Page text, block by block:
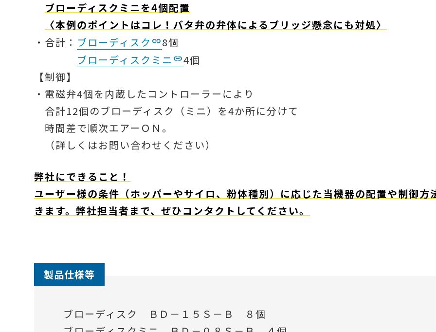
ブローディスクミニを4個配置
〈本例のポイントはコレ！バタ弁の弁体によるブリッジ懸念にも対処〉
・合計： ブローディスク
8個
ブローディスクミニ
4個
【制御】
・電磁弁4個を内蔵したコントローラーにより
合計12個のブローディスク（ミニ）を4か所に分けて
時間差で順次エアーＯＮ。
（詳しくはお問い合わせください）
弊社にできること！
ユーザー様の条件（ホッパーやサイロ、粉体種別）に応じた当機器の配置や制御方
きます。弊社担当者まで、ぜひコンタクトしてください。
製品仕様等
ブローディスク ＢＤ－１５Ｓ－Ｂ ８個